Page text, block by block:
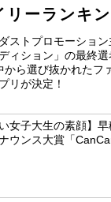
リーランキ
ストプロモーショ
ィション」の最終
から選び抜かれたフ
リが決定！
い女子大生の素顔】
ウンス大賞「